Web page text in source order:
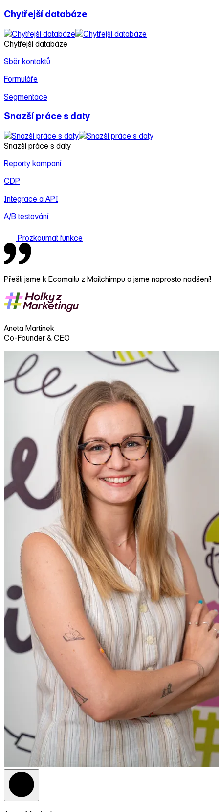
Chytřejší databáze
Chytřejší databáze
Sběr kontaktů
Formuláře
Segmentace
Snazší práce s daty
Snazší práce s daty
Reporty kampaní
CDP
Integrace a API
A/B testování
Prozkoumat funkce
Přešli jsme k Ecomailu z Mailchimpu a jsme naprosto nadšení!
Aneta Martinek
Co-Founder & CEO